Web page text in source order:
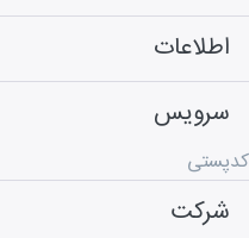
اطلاعات
سرویس
کدپستی
شرکت